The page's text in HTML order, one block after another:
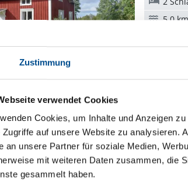
Zustimmung
verwendet Cookies
Cookies, um Inhalte und Anzeigen
Zugriffe auf unsere Website zu analysieren.
an unsere Partner für soziale Medien,
mit weiteren Daten zusammen, die
gesammelt haben.
5,0
6
1
4